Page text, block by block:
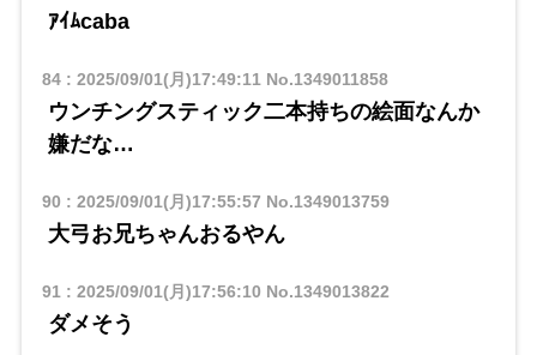
ｱｲﾑcaba
84: 2025/09/01(月)17:49:11No.1349011858
ウンチングスティック二本持ちの絵面なんか
嫌だな…
90 : 2025/09/01(月)17:55:57 No.1349013759
大弓お兄ちゃんおるやん
91: 2025/09/01(月)17:56:10 No.1349013822
ダメそう